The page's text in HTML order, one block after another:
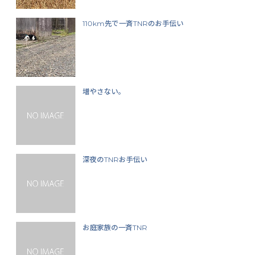
110km先で一斉TNRのお手伝い
増やさない。
深夜のTNRお手伝い
お庭家族の一斉TNR